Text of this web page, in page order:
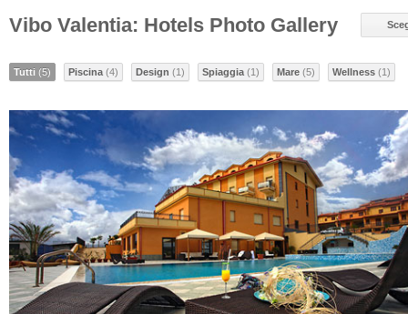
Vibo Valentia: Hotels Photo Gallery
Tutti (5) Piscina (4) Design (1) Spiaggia (1) Mare (5) Wellness (1)